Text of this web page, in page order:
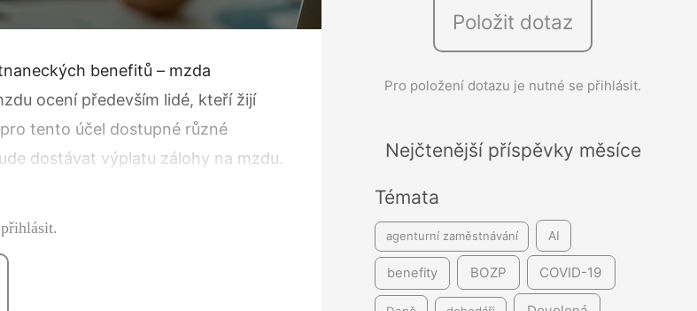
benefitů – mzda
ocení především lidé, kteří žijí
tento účel dostupné různé
dostávat výplatu zálohy na mzdu.
Položit dotaz
Pro položení dotazu je nutné se přihlásit.
Nejčtenější příspěvky měsíce
Témata
agenturní zaměstnávání AI
benefity BOZP COVID-19